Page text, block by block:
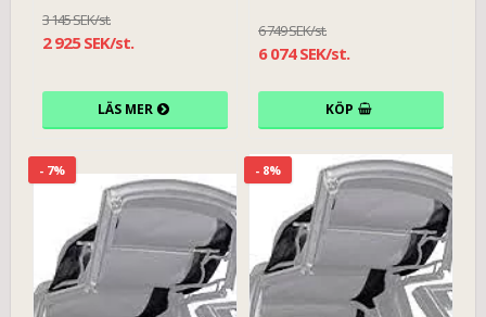
3 145 SEK/st.
2 925 SEK/st.
LÄS MER
6 749 SEK/st.
6 074 SEK/st.
KÖP
- 7% - 8%